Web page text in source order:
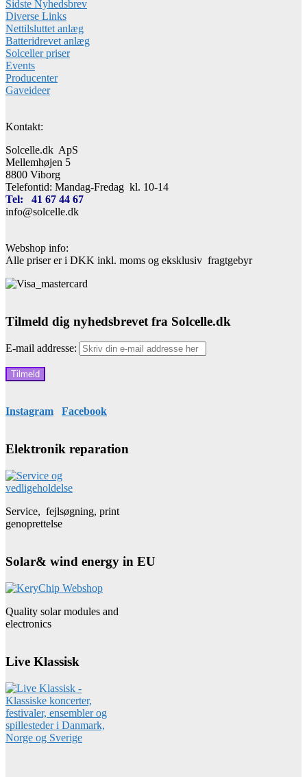
Sidste Nyhedsbrev
Diverse Links
Nettilsluttet anlæg
Batteridrevet anlæg
Solceller priser
Events
Producenter
Gaveideer
Kontakt:
Solcelle.dk ApS
Mellemhøjen 5
8800 Viborg
Telefontid: Mandag-Fredag kl. 10-14
Tel: 41 67 44 67
info@solcelle.dk
Webshop info:
Alle priser er i DKK inkl. moms og eksklusiv fragtgebyr
Tilmeld dig nyhedsbrevet fra Solcelle.dk
E-mail addresse:
Instagram Facebook
Elektronik reparation
Service, fejlsøgning, print
genoprettelse
Solar& wind energy in EU
Quality solar modules and
electronics
Live Klassisk